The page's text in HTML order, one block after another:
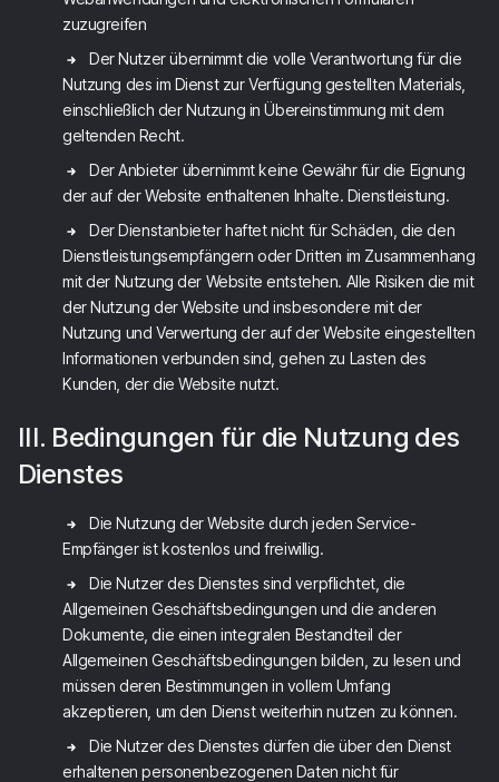
zuzugreifen
Der Nutzer übernimmt die volle Verantwortung für die
Nutzung des im Dienst zur Verfügung gestellten Materials,
einschließlich der Nutzung in Übereinstimmung mit dem
geltenden Recht.
Der Anbieter übernimmt keine Gewähr für die Eignung
der auf der Website enthaltenen Inhalte. Dienstleistung.
Der Dienstanbieter haftet nicht für Schäden, die den
Dienstleistungsempfängern oder Dritten im Zusammenhang
mit der Nutzung der Website entstehen. Alle Risiken die mit
der Nutzung der Website und insbesondere mit der
Nutzung und Verwertung der auf der Website eingestellten
Informationen verbunden sind, gehen zu Lasten des
Kunden, der die Website nutzt.
III. Bedingungen für die Nutzung des
Dienstes
Die Nutzung der Website durch jeden Service-
Empfänger ist kostenlos und freiwillig.
Die Nutzer des Dienstes sind verpflichtet, die
Allgemeinen Geschäftsbedingungen und die anderen
Dokumente, die einen integralen Bestandteil der
Allgemeinen Geschäftsbedingungen bilden, zu lesen und
müssen deren Bestimmungen in vollem Umfang
akzeptieren, um den Dienst weiterhin nutzen zu können.
Die Nutzer des Dienstes dürfen die über den Dienst
erhaltenen personenbezogenen Daten nicht für